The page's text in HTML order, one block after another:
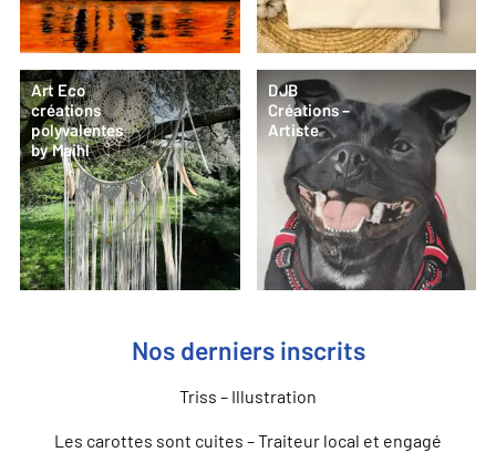
Art Eco
créations
polyvalentes
by Maihl
DJB
Créations –
Artiste
Nos derniers inscrits
Triss – Illustration
Les carottes sont cuites – Traiteur local et engagé